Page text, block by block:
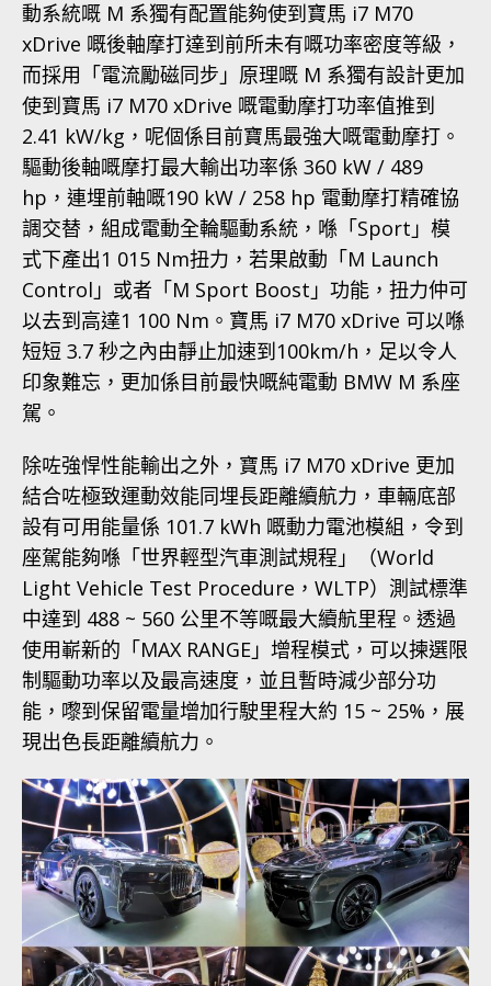
動系統嘅 M 系獨有配置能夠使到寶馬 i7 M70
xDrive 嘅後軸摩打達到前所未有嘅功率密度等級，
而採用「電流勵磁同步」原理嘅 M 系獨有設計更加
使到寶馬 i7 M70 xDrive 嘅電動摩打功率值推到
2.41 kW/kg，呢個係目前寶馬最強大嘅電動摩打。
驅動後軸嘅摩打最大輸出功率係 360 kW / 489
hp，連埋前軸嘅190 kW / 258 hp 電動摩打精確協
調交替，組成電動全輪驅動系統，喺「Sport」模
式下產出1 015 Nm扭力，若果啟動「M Launch
Control」或者「M Sport Boost」功能，扭力仲可
以去到高達1 100 Nm。寶馬 i7 M70 xDrive 可以喺
短短 3.7 秒之內由靜止加速到100km/h，足以令人
印象難忘，更加係目前最快嘅純電動 BMW M 系座
駕。
除咗強悍性能輸出之外，寶馬 i7 M70 xDrive 更加
結合咗極致運動效能同埋長距離續航力，車輛底部
設有可用能量係 101.7 kWh 嘅動力電池模組，令到
座駕能夠喺「世界輕型汽車測試規程」（World
Light Vehicle Test Procedure，WLTP）測試標準
中達到 488 ~ 560 公里不等嘅最大續航里程。透過
使用嶄新的「MAX RANGE」增程模式，可以揀選限
制驅動功率以及最高速度，並且暫時減少部分功
能，嚟到保留電量增加行駛里程大約 15 ~ 25%，展
現出色長距離續航力。